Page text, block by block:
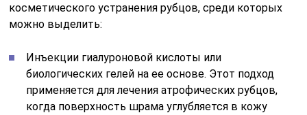
косметического устранения рубцов, среди которых
можно выделить:
Инъекции гиалуроновой кислоты или
биологических гелей на ее основе. Этот подход
применяется для лечения атрофических рубцов,
когда поверхность шрама углубляется в кожу